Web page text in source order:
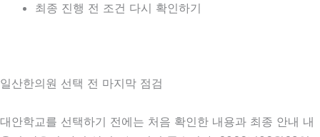
최종 진행 전 조건 다시 확인하기
일산한의원 선택 전 마지막 점검
대안학교를 선택하기 전에는 처음 확인한 내용과 최종 안내 내